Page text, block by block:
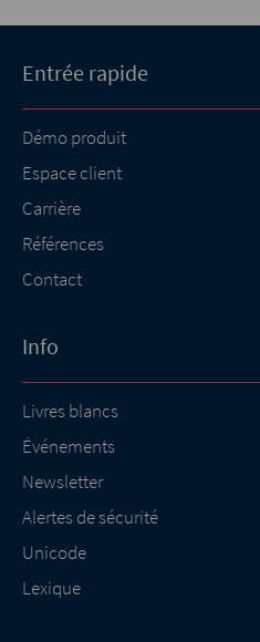
Entrée rapide
Démo produit
Espace client
Carrière
Références
Contact
Info
Livres blancs
Événements
Newsletter
Alertes de sécurité
Unicode
Lexique